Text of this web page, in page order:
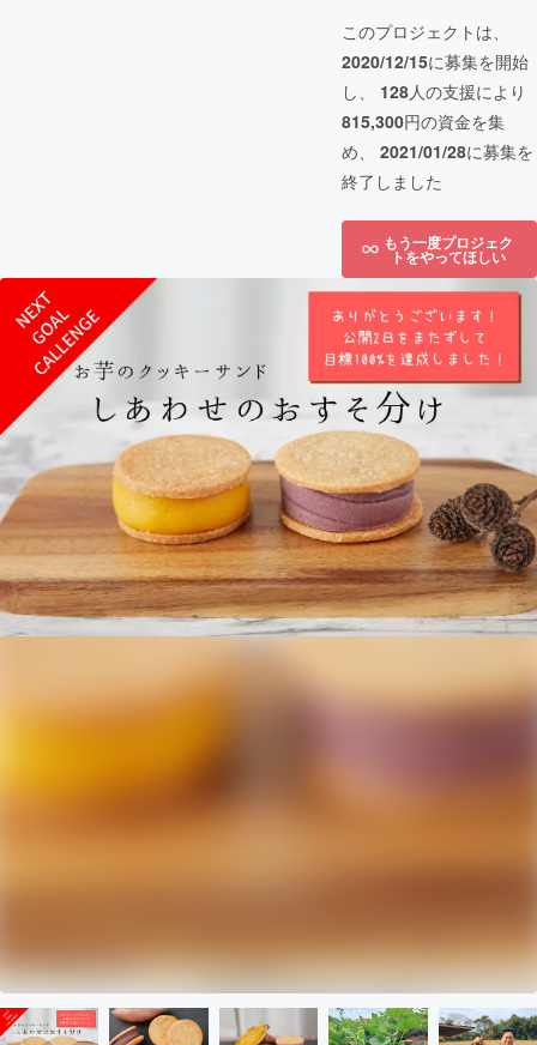
このプロジェクトは、
2020/12/15に募集を開始
し、 128人の支援により
815,300円の資金を集
め、 2021/01/28に募集を
終了しました
もう一度プロジェク
トをやってほしい